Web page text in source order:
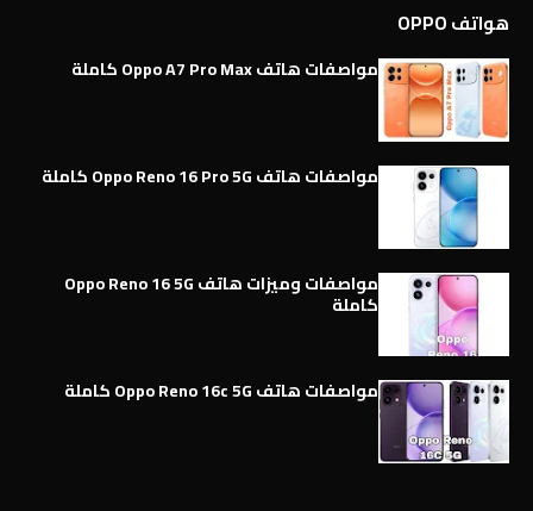
هواتف OPPO
مواصفات هاتف Oppo A7 Pro Max كاملة
مواصفات هاتف Oppo Reno 16 Pro 5G كاملة
مواصفات وميزات هاتف Oppo Reno 16 5G
كاملة
مواصفات هاتف Oppo Reno 16c 5G كاملة